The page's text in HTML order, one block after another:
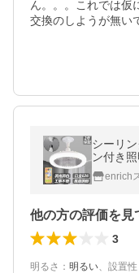
ん。。。これでは仮
交換のしようが無い
シーリ
ン付き照明 シーリングライト 口金
風量3段
静音 軽
enrich
3
明るさ ： 明るい、 設置性